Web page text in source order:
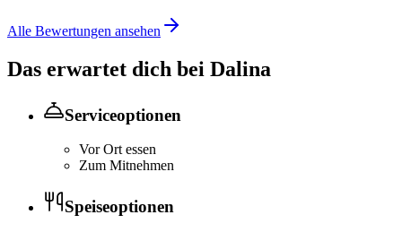
Alle Bewertungen ansehen
Das erwartet dich bei Dalina
Serviceoptionen
Vor Ort essen
Zum Mitnehmen
Speiseoptionen